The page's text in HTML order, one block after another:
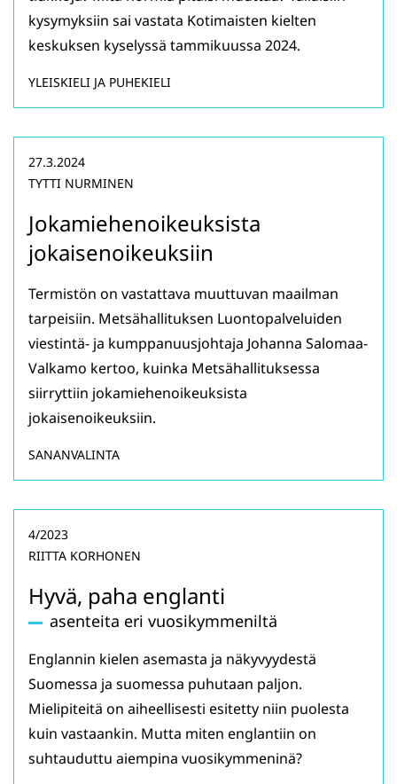
kysymyksiin sai vastata Kotimaisten kielten
keskuksen kyselyssä tammikuussa 2024.
YLEISKIELI JA PUHEKIELI
Jokamiehenoikeuksista
jokaisenoikeuksiin
27.3.2024
TYTTI NURMINEN
Termistön on vastattava muuttuvan maailman
tarpeisiin. Metsähallituksen Luontopalveluiden
viestintä- ja kumppanuusjohtaja Johanna Salomaa-
Valkamo kertoo, kuinka Metsähallituksessa
siirryttiin jokamiehenoikeuksista
jokaisenoikeuksiin.
SANANVALINTA
Hyvä, paha englanti
asenteita eri vuosikymmeniltä
4/2023
RIITTA KORHONEN
Englannin kielen asemasta ja näkyvyydestä
Suomessa ja suomessa puhutaan paljon.
Mielipiteitä on aiheellisesti esitetty niin puolesta
kuin vastaankin. Mutta miten englantiin on
suhtauduttu aiempina vuosikymmeninä?